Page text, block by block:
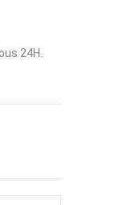
24H.